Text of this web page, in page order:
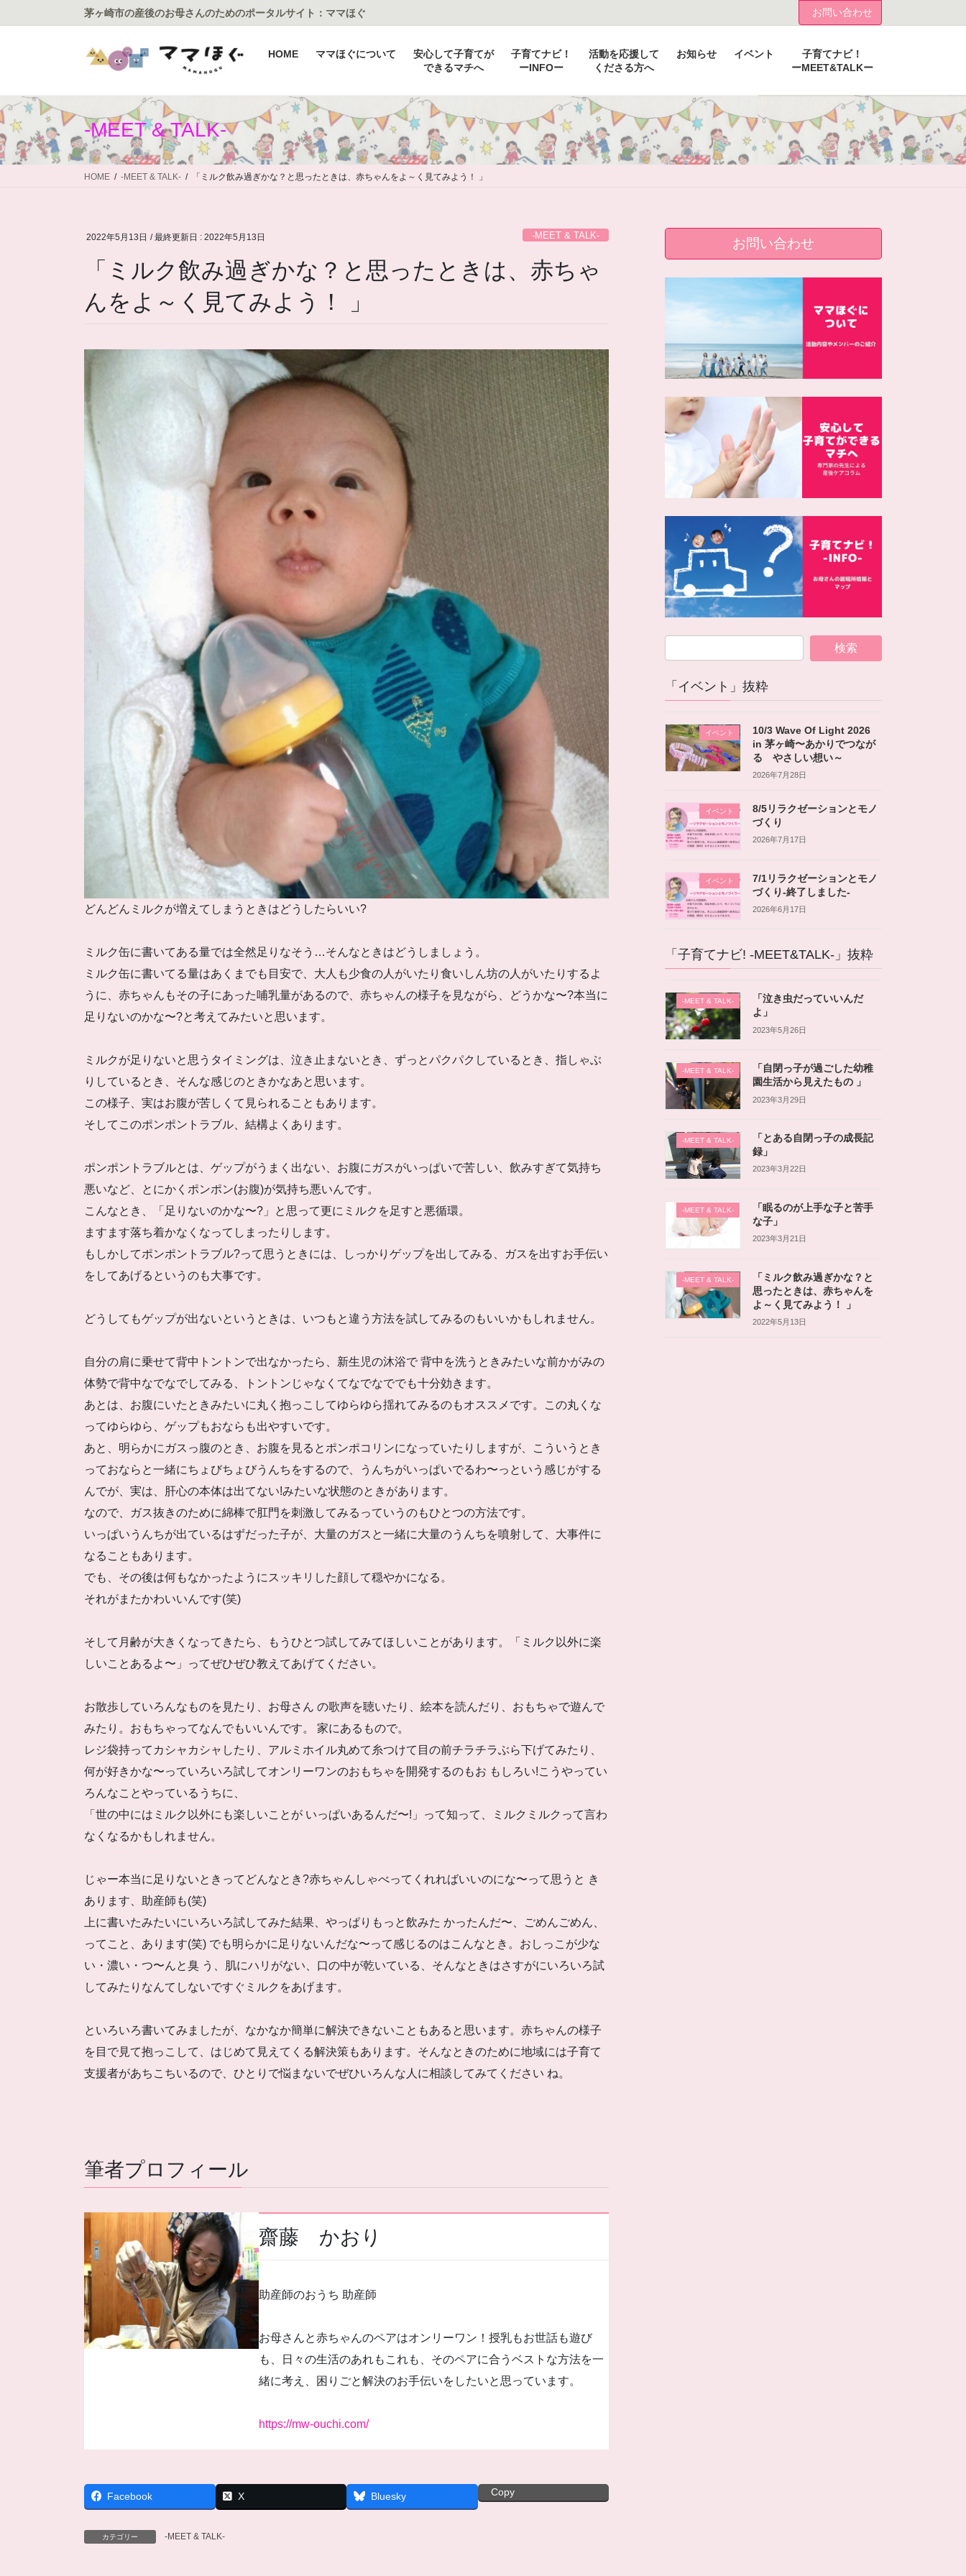
ン
に
移
動
ビ
ョ
ン
に
移
動
茅ヶ崎市の産後のお母さんのためのポータルサイト：ママほぐ お問い合わせ
HOME ママほぐについて
安心して子育てが
できるマチへ
子育てナビ！
ーINFOー
活動を応援して
くださる方へ
お知らせ イベント
子育てナビ！
ーMEET&TALKー
-MEET & TALK-
HOME -MEET & TALK- 「ミルク飲み過ぎかな？と思ったときは、赤ちゃんをよ～く見てみよう！ 」
2022年5月13日 / 最終更新日 : 2022年5月13日 -MEET & TALK-
「ミルク飲み過ぎかな？と思ったときは、赤ちゃ
んをよ～く見てみよう！ 」
どんどんミルクが増えてしまうときはどうしたらいい?
ミルク缶に書いてある量では全然足りなそう…そんなときはどうしましょう。
ミルク缶に書いてる量はあくまでも目安で、大人も少食の人がいたり食いしん坊の人がいたりするよ
うに、赤ちゃんもその子にあった哺乳量があるので、赤ちゃんの様子を見ながら、どうかな〜?本当に
足りないのかな〜?と考えてみたいと思います。
ミルクが足りないと思うタイミングは、泣き止まないとき、ずっとパクパクしているとき、指しゃぶ
りしているとき、そんな感じのときかなあと思います。
この様子、実はお腹が苦しくて見られることもあります。
そしてこのポンポントラブル、結構よくあります。
ポンポントラブルとは、ゲップがうまく出ない、お腹にガスがいっぱいで苦しい、飲みすぎて気持ち
悪いなど、とにかくポンポン(お腹)が気持ち悪いんです。
こんなとき、「足りないのかな〜?」と思って更にミルクを足すと悪循環。
ますます落ち着かなくなってしまったりします。
もしかしてポンポントラブル?って思うときには、しっかりゲップを出してみる、ガスを出すお手伝い
をしてあげるというのも大事です。
どうしてもゲップが出ないというときは、いつもと違う方法を試してみるのもいいかもしれません。
自分の肩に乗せて背中トントンで出なかったら、新生児の沐浴で 背中を洗うときみたいな前かがみの
体勢で背中なでなでしてみる、トントンじゃなくてなでなででも十分効きます。
あとは、お腹にいたときみたいに丸く抱っこしてゆらゆら揺れてみるのもオススメです。この丸くな
ってゆらゆら、ゲップもおならも出やすいです。
あと、明らかにガスっ腹のとき、お腹を見るとポンポコリンになっていたりしますが、こういうとき
っておならと一緒にちょびちょびうんちをするので、うんちがいっぱいでるわ〜っという感じがする
んでが、実は、肝心の本体は出てない!みたいな状態のときがあります。
なので、ガス抜きのために綿棒で肛門を刺激してみるっていうのもひとつの方法です。
いっぱいうんちが出ているはずだった子が、大量のガスと一緒に大量のうんちを噴射して、大事件に
なることもあります。
でも、その後は何もなかったようにスッキリした顔して穏やかになる。
それがまたかわいいんです(笑)
そして月齢が大きくなってきたら、もうひとつ試してみてほしいことがあります。「ミルク以外に楽
しいことあるよ〜」ってぜひぜひ教えてあげてください。
お散歩していろんなものを見たり、お母さん の歌声を聴いたり、絵本を読んだり、おもちゃで遊んで
みたり。おもちゃってなんでもいいんです。 家にあるもので。
レジ袋持ってカシャカシャしたり、アルミホイル丸めて糸つけて目の前チラチラぶら下げてみたり、
何が好きかな〜っていろいろ試してオンリーワンのおもちゃを開発するのもお もしろい!こうやってい
ろんなことやっているうちに、
「世の中にはミルク以外にも楽しいことが いっぱいあるんだ〜!」って知って、ミルクミルクって言わ
なくなるかもしれません。
じゃー本当に足りないときってどんなとき?赤ちゃんしゃべってくれればいいのにな〜って思うと き
あります、助産師も(笑)
上に書いたみたいにいろいろ試してみた結果、やっぱりもっと飲みた かったんだ〜、ごめんごめん、
ってこと、あります(笑) でも明らかに足りないんだな〜って感じるのはこんなとき。おしっこが少な
い・濃い・つ〜んと臭 う、肌にハリがない、口の中が乾いている、そんなときはさすがにいろいろ試
してみたりなんてしないですぐミルクをあげます。
といろいろ書いてみましたが、なかなか簡単に解決できないこともあると思います。赤ちゃんの様子
を目で見て抱っこして、はじめて見えてくる解決策もあります。そんなときのために地域には子育て
支援者があちこちいるので、ひとりで悩まないでぜひいろんな人に相談してみてください ね。
筆者プロフィール
齋藤 かおり
助産師のおうち 助産師
お母さんと赤ちゃんのペアはオンリーワン！授乳もお世話も遊び
も、日々の生活のあれもこれも、そのペアに合うベストな方法を一
緒に考え、困りごと解決のお手伝いをしたいと思っています。
https://mw-ouchi.com/
Facebook X Bluesky Copy
カテゴリー -MEET & TALK-
お問い合わせ
「イベント」抜粋
イベント
10/3 Wave Of Light 2026
in 茅ヶ崎〜あかりでつなが
る やさしい想い～
2026年7月28日
イベント
8/5リラクゼーションとモノ
づくり
2026年7月17日
イベント
7/1リラクゼーションとモノ
づくり-終了しました-
2026年6月17日
「子育てナビ! -MEET&TALK-」抜粋
-MEET & TALK-
「泣き虫だっていいんだ
よ」
2023年5月26日
-MEET & TALK-
「自閉っ子が過ごした幼稚
園生活から見えたもの 」
2023年3月29日
-MEET & TALK-
「とある自閉っ子の成長記
録」
2023年3月22日
-MEET & TALK-
「眠るのが上手な子と苦手
な子」
2023年3月21日
-MEET & TALK-
「ミルク飲み過ぎかな？と
思ったときは、赤ちゃんを
よ～く見てみよう！ 」
2022年5月13日